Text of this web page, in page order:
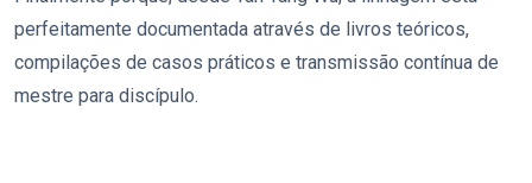
perfeitamente documentada através de livros teóricos,
compilações de casos práticos e transmissão contínua de
mestre para discípulo.